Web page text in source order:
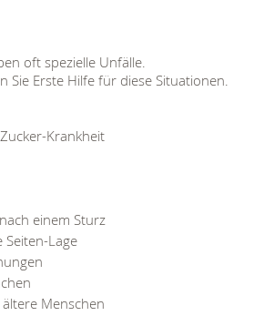
oft spezielle Unfälle.
Sie Erste Hilfe für diese Situationen.
Krankheit
einem Sturz
Seiten-Lage
Menschen